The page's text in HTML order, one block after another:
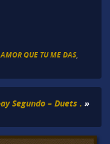
QUE TU ME DAS,
Segundo – Duets . »